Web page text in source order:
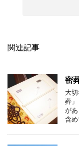
関連記事
密
大
葬
が
含め